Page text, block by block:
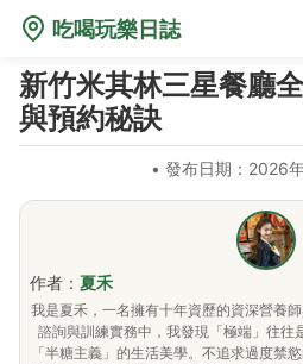
吃喝玩樂日誌
新竹米其林三星餐廳
與預約秘訣
• 發布日期：2026
作者： 夏禾
我是夏禾，一名擁有十年資歷的資深營養
諮詢與訓練實務中，我發現「極端」往往
「半糖主義」的生活美學。不追求過度禁